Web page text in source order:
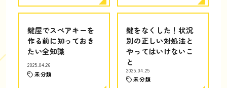
鍵屋でスペアキーを
作る前に知っておき
たい全知識
2025.04.26
未分類
鍵をなくした！状況
別の正しい対処法と
やってはいけないこ
と
2025.04.25
未分類